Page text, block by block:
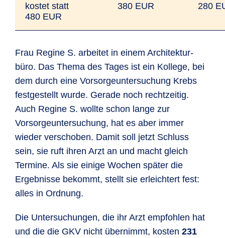
kostet statt
480 EUR
380 EUR 280
Frau Regine S. arbeitet in einem Architektur­
büro. Das Thema des Tages ist ein Kollege, bei
dem durch eine Vorsorge­unter­suchung Krebs
festgestellt wurde. Gerade noch recht­zeitig.
Auch Regine S. wollte schon lange zur
Vorsorge­unter­suchung, hat es aber immer
wieder verschoben. Damit soll jetzt Schluss
sein, sie ruft ihren Arzt an und macht gleich
Termine. Als sie einige Wochen später die
Ergebnisse bekommt, stellt sie erleichtert fest:
alles in Ordnung.
Die Unter­suchungen, die ihr Arzt empfohlen hat
und die die GKV nicht übernimmt, kosten 231